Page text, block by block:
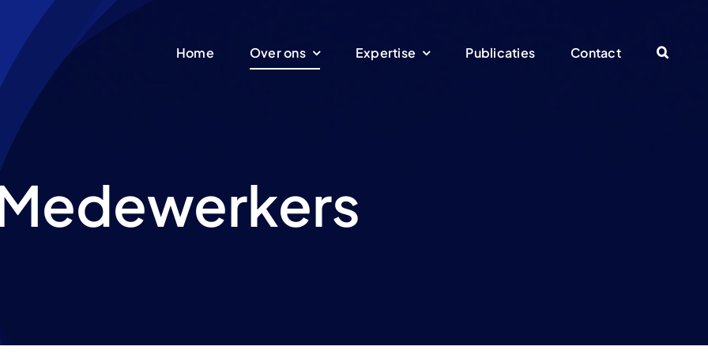
Home Over ons Expertise Publicaties Contact